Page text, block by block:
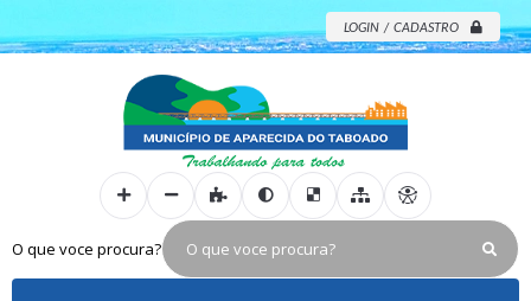
LOGIN / CADASTRO
O que voce procura?